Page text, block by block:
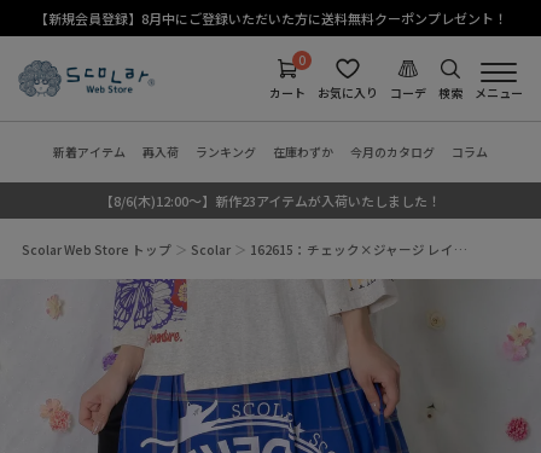
【新規会員登録】8月中にご登録いただいた方に送料無料クーポンプレゼント！
検索
コーデ
お気に入り
0
カート
メニュー
新着アイテム 再入荷 ランキング 在庫わずか 今月のカタログ コラム
【8/6(木)12:00～】新作23アイテムが入荷いたしました！
Scolar Web Store トップ Scolar 162615：チェック×ジャージ レイ…